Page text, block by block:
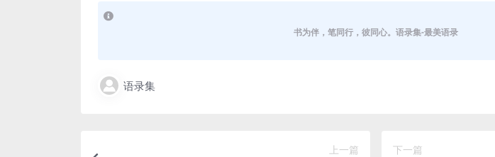
书为伴，笔同行，彼同心。语录集-最美语录
语录集
上一篇 下一篇